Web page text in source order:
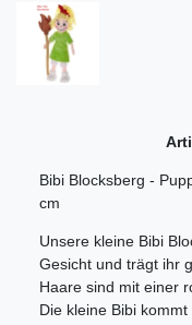
Bibi Blocksberg -
cm
Unsere kleine Bibi
Gesicht und trägt ihr
Haare sind mit einer
Die kleine Bibi